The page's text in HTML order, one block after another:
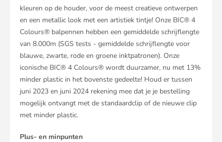
kleuren op de houder, voor de meest creatieve ontwerpen
en een metallic look met een artistiek tintje! Onze BIC® 4
Colours® balpennen hebben een gemiddelde schrijflengte
van 8.000m (SGS tests - gemiddelde schrijflengte voor
blauwe, zwarte, rode en groene inktpatronen). Onze
iconische BIC® 4 Colours® wordt duurzamer, nu met 13%
minder plastic in het bovenste gedeelte! Houd er tussen
juni 2023 en juni 2024 rekening mee dat je je bestelling
mogelijk ontvangt met de standaardclip of de nieuwe clip
met minder plastic.
Plus- en minpunten